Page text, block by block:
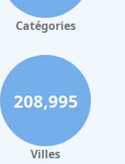
Catégories
208,995
Villes